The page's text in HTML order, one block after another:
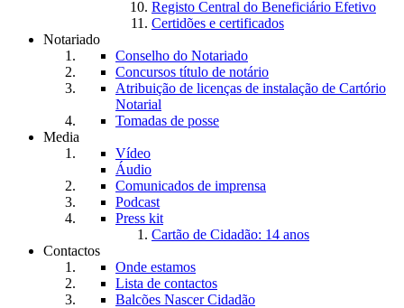
Registo Central do Beneficiário Efetivo
Certidões e certificados
Notariado
Conselho do Notariado
Concursos título de notário
Atribuição de licenças de instalação de Cartório
Notarial
Tomadas de posse
Media
Vídeo
Áudio
Comunicados de imprensa
Podcast
Press kit
Cartão de Cidadão: 14 anos
Contactos
Onde estamos
Lista de contactos
Balcões Nascer Cidadão